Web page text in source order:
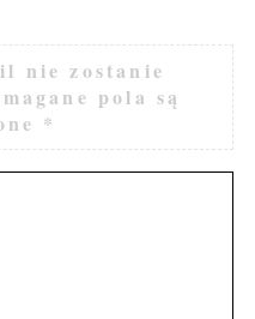
nie zostanie
pola są
*